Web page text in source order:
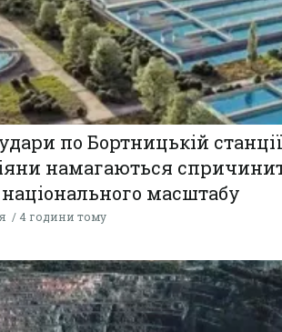
по Бортницькій станції
намагаються
масштабу
4 години тому